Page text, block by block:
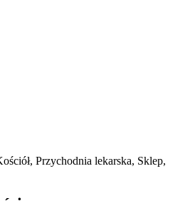
Przychodnia lekarska, Sklep,